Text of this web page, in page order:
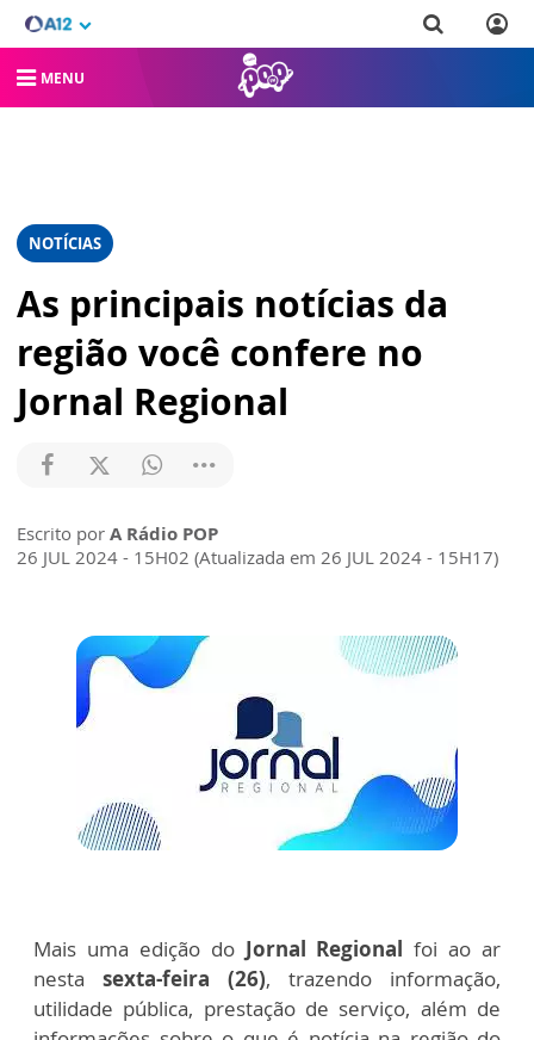
MENU
NOTÍCIAS
As principais notícias da
região você confere no
Jornal Regional
Escrito por A Rádio POP
26 JUL 2024 - 15H02 (Atualizada em 26 JUL 2024 - 15H17)
Mais uma edição do Jornal Regional foi ao ar
nesta sexta-feira (26), trazendo informação,
utilidade pública, prestação de serviço, além de